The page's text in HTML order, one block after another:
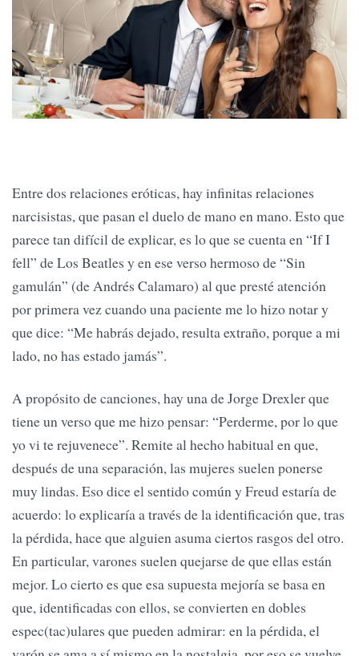
Entre dos relaciones eróticas, hay infinitas relaciones
narcisistas, que pasan el duelo de mano en mano. Esto que
parece tan difícil de explicar, es lo que se cuenta en “If I
fell” de Los Beatles y en ese verso hermoso de “Sin
gamulán” (de Andrés Calamaro) al que presté atención
por primera vez cuando una paciente me lo hizo notar y
que dice: “Me habrás dejado, resulta extraño, porque a mi
lado, no has estado jamás”.
A propósito de canciones, hay una de Jorge Drexler que
tiene un verso que me hizo pensar: “Perderme, por lo que
yo vi te rejuvenece”. Remite al hecho habitual en que,
después de una separación, las mujeres suelen ponerse
muy lindas. Eso dice el sentido común y Freud estaría de
acuerdo: lo explicaría a través de la identificación que, tras
la pérdida, hace que alguien asuma ciertos rasgos del otro.
En particular, varones suelen quejarse de que ellas están
mejor. Lo cierto es que esa supuesta mejoría se basa en
que, identificadas con ellos, se convierten en dobles
espec(tac)ulares que pueden admirar: en la pérdida, el